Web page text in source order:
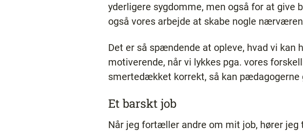
yderligere sygdomme, men også for at
også vores arbejde at skabe nogle
Det er så spændende at opleve, hvad vi
motiverende, når vi lykkes pga. vores
smertedækket korrekt, så kan pædagogerne
Et barskt job
Når jeg fortæller andre om mit job, hører jeg